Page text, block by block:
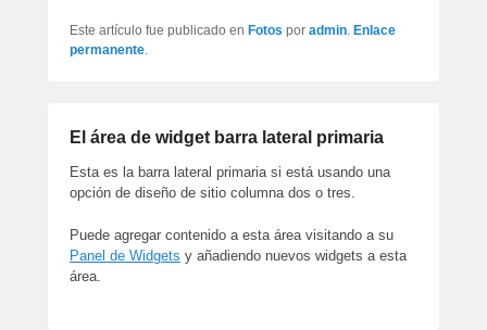
Este artículo fue publicado en Fotos por admin. Enlace
permanente.
El área de widget barra lateral primaria
Esta es la barra lateral primaria si está usando una
opción de diseño de sitio columna dos o tres.
Puede agregar contenido a esta área visitando a su
Panel de Widgets y añadiendo nuevos widgets a esta
área.